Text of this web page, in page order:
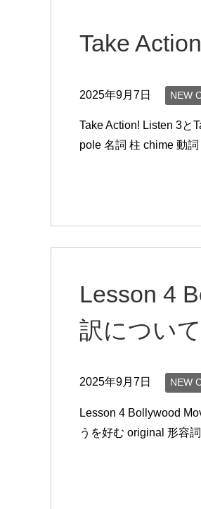
Take
2025年9月7日 NEW
Take Action! Listen 3と
pole 名詞 柱 chime 動
Lesson 4
訳について
2025年9月7日 NEW
Lesson 4 Bollywood
うを好む original 形容